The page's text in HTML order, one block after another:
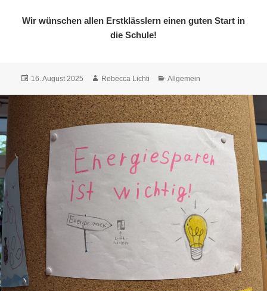
Wir wünschen allen Erstklässlern einen guten Start in
die Schule!
Veröffentlicht
16. August 2025 Autor
Rebecca Lichti Kategorien
Allgemein